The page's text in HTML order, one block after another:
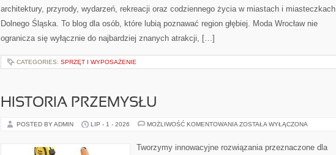
architektury, przyrody, wydarzeń, rekreacji oraz codziennego życia w miastach i miasteczkach
Dolnego Śląska. To blog dla osób, które lubią poznawać region głębiej. Moda Wrocław nie
ogranicza się wyłącznie do najbardziej znanych atrakcji, […]
CATEGORIES: SPRZĘT I WYPOSAŻENIE
HISTORIA PRZEMYSŁU
POSTED BY ADMIN LIP - 1 - 2026 MOŻLIWOŚĆ KOMENTOWANIA HISTORIA
ZOSTAŁA WYŁĄCZONA
Tworzymy innowacyjne rozwiązania przeznaczone dla